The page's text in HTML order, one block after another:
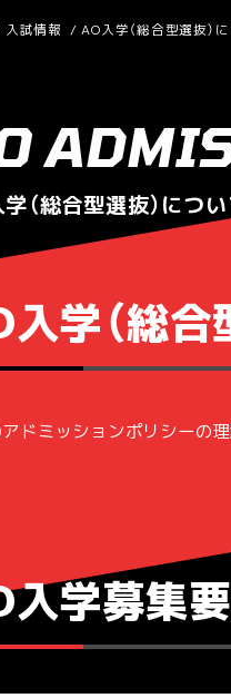
入試情報 AO入学（総合型選抜）
（総合型選抜）につ
学（総合
ドミッションポリシーの
入学募集